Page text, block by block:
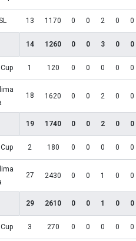
13 1170 0 0 2 0 0
14 1260 0 0 3 0 0
1 120 0 0 0 0 0
18 1620 0 0 2 0 0
19 1740 0 0 2 0 0
2 180 0 0 0 0 0
27 2430 0 0 1 0 0
29 2610 0 0 1 0 0
3 270 0 0 0 0 0